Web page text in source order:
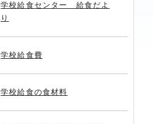
学校給食センター 給食だよ
り
学校給食費
学校給食の食材料